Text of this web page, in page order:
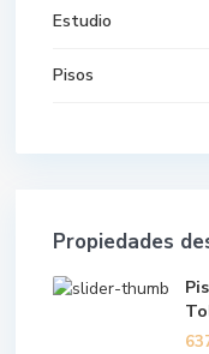
Estudio
Pisos
Propiedades